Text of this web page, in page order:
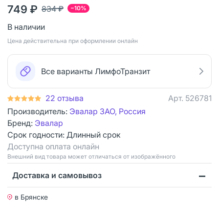
−10%
834 ₽
749 ₽
В наличии
Цена действительна при оформлении онлайн
Все варианты ЛимфоТранзит
22 отзыва Арт. 526781
Производитель: Эвалар ЗАО, Россия
Бренд: Эвалар
Срок годности: Длинный срок
Доступна оплата онлайн
Bнешний вид товара может отличаться от изображённого
Доставка и самовывоз
в Брянске